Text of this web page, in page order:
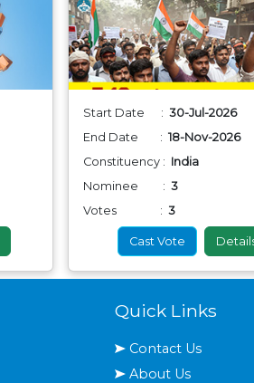
Start Date : 30-Jul-2026
End Date : 18-Nov-2026
Constituency : India
Nominee : 3
Votes : 3
Cast Vote
Quick Links
Contact Us
About Us